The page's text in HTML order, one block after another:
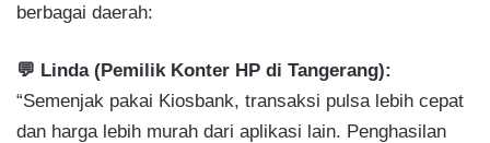
berbagai daerah:
💬 Linda (Pemilik Konter HP di Tangerang):
“Semenjak pakai Kiosbank, transaksi pulsa lebih cepat
dan harga lebih murah dari aplikasi lain. Penghasilan